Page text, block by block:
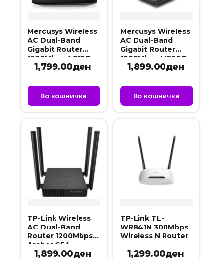
Mercusys Wireless
AC Dual-Band
Gigabit Router
1300Mbps AC12G
1,799.00ден
Во кошничка
Mercusys Wireless
AC Dual-Band
Gigabit Router
1900Mbps MR50G
1,899.00ден
Во кошничка
TP-Link Wireless
AC Dual-Band
Router 1200Mbps
Archer C54
1,899.00ден
TP-Link TL-
WR841N 300Mbps
Wireless N Router
1,299.00ден